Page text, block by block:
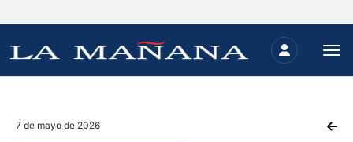
7 de mayo de 2026